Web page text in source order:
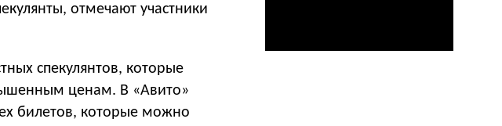
отмечают участники
спекулянтов, которые
ценам. В «Авито»
билетов, которые можно